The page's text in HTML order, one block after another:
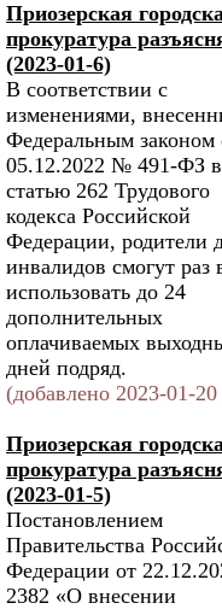
Приозерская
прокуратура
(2023-01-6)
В соответствии с
изменениями,
Федеральным законом
05.12.2022 № 491-ФЗ в
статью 262 Трудового
кодекса Российской
Федерации, родители
инвалидов смогут раз
использовать до 24
дополнительных
оплачиваемых
дней подряд.
(добавлено 2023-01-
Приозерская
прокуратура
(2023-01-5)
Постановлением
Правительства
Федерации от
2382 «О внесении